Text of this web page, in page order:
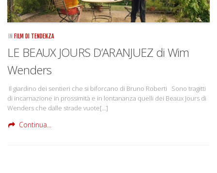
IN FILM DI TENDENZA
LE BEAUX JOURS D’ARANJUEZ di Wim
Wenders
Il giardino dei sentieri che si biforcano di Bruno Roberti Sono tragitti
di incarnazione in prossimità e in lontananza quelli dei Beaux Jours di
Wenders che dalle strade vuote[…]
Continua...